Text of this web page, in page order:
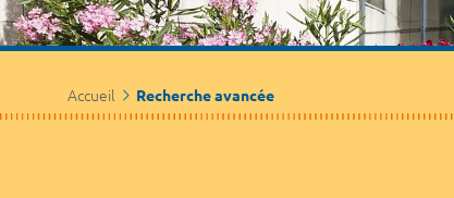
Accueil Recherche avancée